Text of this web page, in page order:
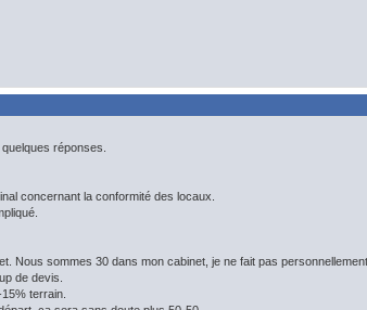
réponses.
concernant la conformité des locaux.
Nous sommes 30 dans mon cabinet, je ne fait pas
de devis.
terrain.